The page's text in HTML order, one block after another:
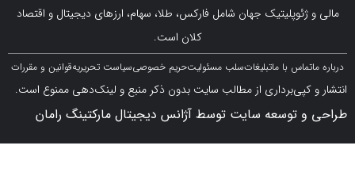
جهان شامل فارکس، طلا، سهام، ارزهای دیجیتال و اقتصاد
با ما تبلیغاتسلب مسئولیتحریم خصوصیسیاست تحریریهقوانین و مقررات
از مطالب سایت بدون ذکر منبع و لینک‌دهی ممنوع است.
سایت توسط آژانس دیجیتال مارکتینگ رامان